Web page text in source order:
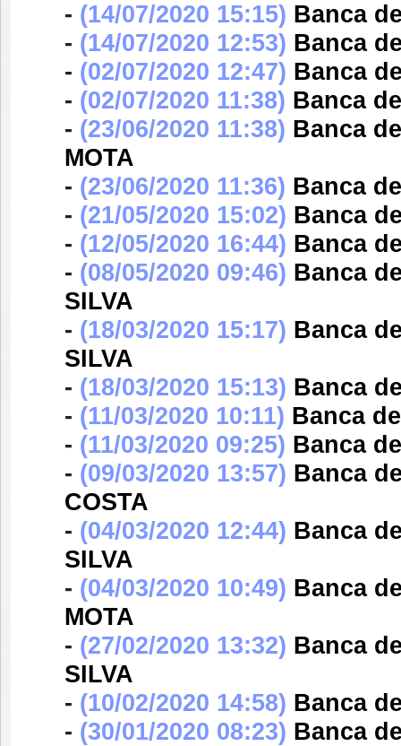
- (14/07/2020 15:15) Banca
- (14/07/2020 12:53) Banca
- (02/07/2020 12:47) Banca
- (02/07/2020 11:38) Banca
- (23/06/2020 11:38) Banca
MOTA
- (23/06/2020 11:36) Banca
- (21/05/2020 15:02) Banca
- (12/05/2020 16:44) Banca
- (08/05/2020 09:46) Banca
SILVA
- (18/03/2020 15:17) Banca
SILVA
- (18/03/2020 15:13) Banca
- (11/03/2020 10:11) Banca
- (11/03/2020 09:25) Banca
- (09/03/2020 13:57) Banca
COSTA
- (04/03/2020 12:44) Banca
SILVA
- (04/03/2020 10:49) Banca
MOTA
- (27/02/2020 13:32) Banca
SILVA
- (10/02/2020 14:58) Banca
- (30/01/2020 08:23) Banca